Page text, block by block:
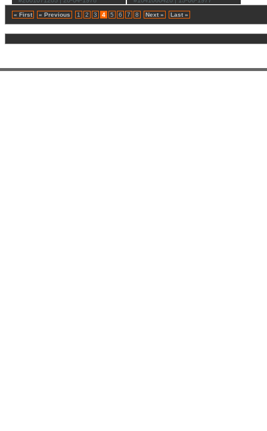
« First « Previous 1 2 3 4 5 6 7 8 Next » Last »